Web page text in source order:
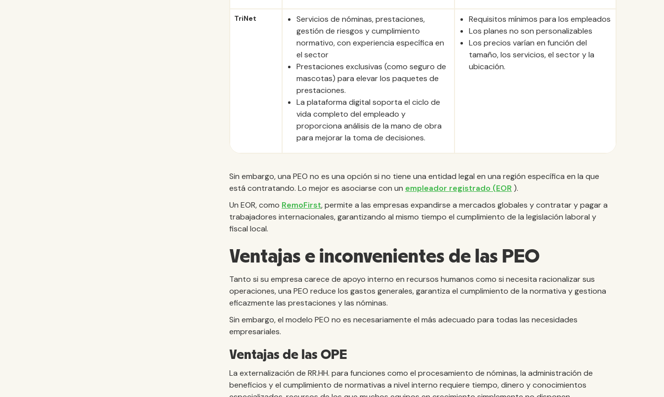
TriNet
Servicios de nóminas, prestaciones,
gestión de riesgos y cumplimiento
normativo, con experiencia específica en
el sector
Prestaciones exclusivas (como seguro de
mascotas) para elevar los paquetes de
prestaciones.
La plataforma digital soporta el ciclo de
vida completo del empleado y
proporciona análisis de la mano de obra
para mejorar la toma de decisiones.
Requisitos mínimos para los empleados
Los planes no son personalizables
Los precios varían en función del
tamaño, los servicios, el sector y la
ubicación.
Sin embargo, una PEO no es una opción si no tiene una entidad legal en una región específica en la que
está contratando. Lo mejor es asociarse con un empleador registrado (EOR ).
Un EOR, como RemoFirst, permite a las empresas expandirse a mercados globales y contratar y pagar a
trabajadores internacionales, garantizando al mismo tiempo el cumplimiento de la legislación laboral y
fiscal local.
Ventajas e inconvenientes de las PEO
Tanto si su empresa carece de apoyo interno en recursos humanos como si necesita racionalizar sus
operaciones, una PEO reduce los gastos generales, garantiza el cumplimiento de la normativa y gestiona
eficazmente las prestaciones y las nóminas.
Sin embargo, el modelo PEO no es necesariamente el más adecuado para todas las necesidades
empresariales.
Ventajas de las OPE
La externalización de RR.HH. para funciones como el procesamiento de nóminas, la administración de
beneficios y el cumplimiento de normativas a nivel interno requiere tiempo, dinero y conocimientos